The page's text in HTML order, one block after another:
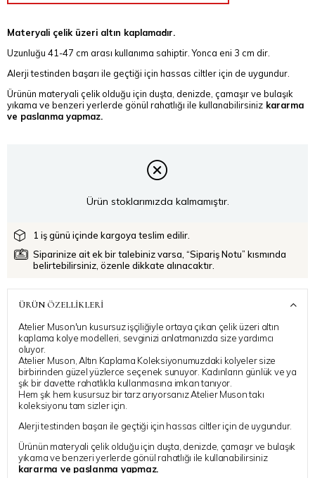
Materyali çelik üzeri altın kaplamadır.
Uzunluğu 41-47 cm arası kullanıma sahiptir. Yonca eni 3 cm dir.
Alerji testinden başarı ile geçtiği için hassas ciltler için de uygundur.
Ürünün materyali çelik olduğu için duşta, denizde, çamaşır ve bulaşık
yıkama ve benzeri yerlerde gönül rahatlığı ile kullanabilirsiniz kararma
ve paslanma yapmaz.
Ürün stoklarımızda kalmamıştır.
1 iş günü içinde kargoya teslim edilir.
Siparinize ait ek bir talebiniz varsa, “Sipariş Notu” kısmında
belirtebilirsiniz, özenle dikkate alınacaktır.
ÜRÜN ÖZELLIKLERI
Atelier Muson'un kusursuz işçiliğiyle ortaya çıkan çelik üzeri altın
kaplama kolye modelleri, sevginizi anlatmanızda size yardımcı
oluyor.
Atelier Muson, Altın Kaplama Koleksiyonumuzdaki kolyeler size
birbirinden güzel yüzlerce seçenek sunuyor. Kadınların günlük ve ya
şık bir davette rahatlıkla kullanmasına imkan tanıyor.
Hem şık hem kusursuz bir tarz arıyorsanız Atelier Muson takı
koleksiyonu tam sizler için.
Alerji testinden başarı ile geçtiği için hassas ciltler için de uygundur.
Ürünün materyali çelik olduğu için duşta, denizde, çamaşır ve bulaşık
yıkama ve benzeri yerlerde gönül rahatlığı ile kullanabilirsiniz
kararma ve paslanma yapmaz.